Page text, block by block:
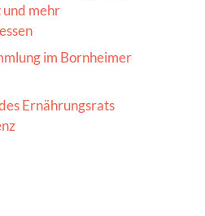
mehr
im Bornheimer
Ernährungsrats